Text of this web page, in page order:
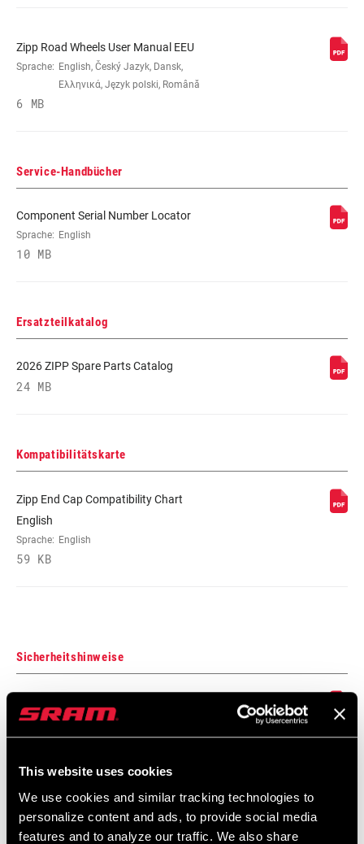
This website uses cookies
We use cookies and similar tracking technologies to
personalize content and ads, to provide social media
features and to analyze our traffic. We also share
FELGENTIEFE n/a
FELGE - INNENBREITE n/a
FELGENPROFIL
LAGER
MAX. REIFENDRUCK n/a
MAX. EMPFOHLENES
Zipp Road Wheels User Manual EEU
Sprache: English, Český Jazyk, Dansk,
Ελληνικά, Język polski, Română
6 MB
Service-Handbücher
Component Serial Number Locator
Sprache: English
10 MB
Ersatzteilkatalog
2026 ZIPP Spare Parts Catalog
24 MB
Kompatibilitätskarte
Zipp End Cap Compatibility Chart
English
Sprache: English
59 KB
Sicherheitshinweise
Sprache: 日本語, 官话, Português,
Nederlands, Italiano, Français,
207 KB